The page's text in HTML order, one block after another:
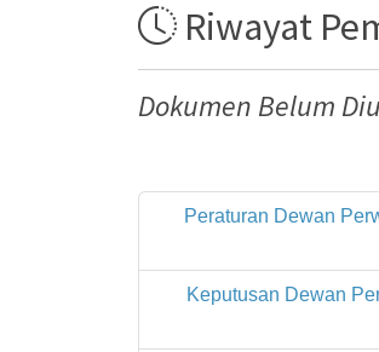
Riwayat
Dokumen Belum
Peraturan Dewan
Keputusan Dewan